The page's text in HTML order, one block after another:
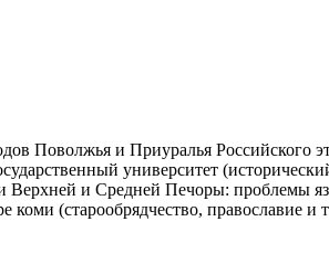
Поволжья и Приуралья Российского
университет
и Средней Печоры: проблемы
(старообрядчество, православие